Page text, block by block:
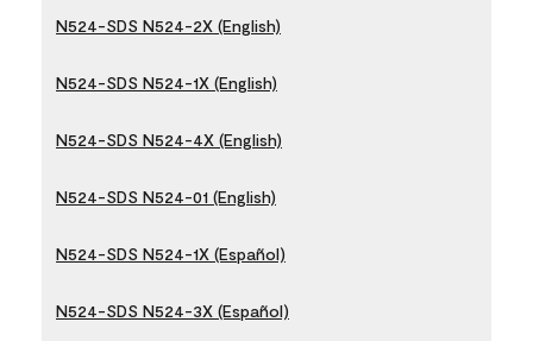
N524-SDS N524-2X (English)
N524-SDS N524-1X (English)
N524-SDS N524-4X (English)
N524-SDS N524-01 (English)
N524-SDS N524-1X (Español)
N524-SDS N524-3X (Español)